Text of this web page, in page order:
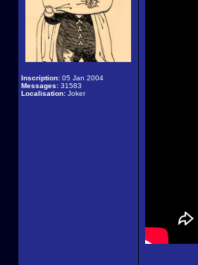
Inscription: 05 Jan 2004
Messages: 31583
Localisation: Joker